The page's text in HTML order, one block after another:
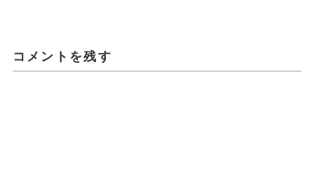
コメントを残す